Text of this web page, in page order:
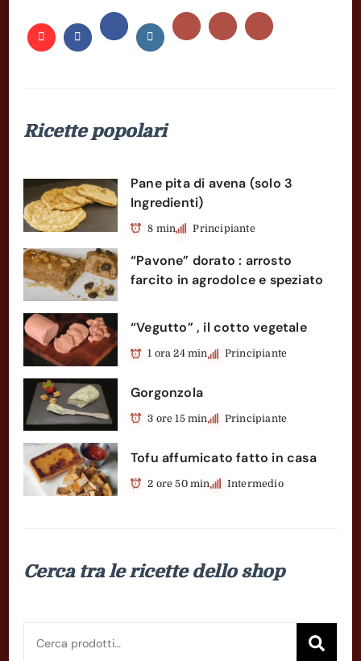
Ricette popolari
Pane pita di avena (solo 3
Ingredienti)
8 min Principiante
“Pavone” dorato : arrosto
farcito in agrodolce e speziato
“Vegutto” , il cotto vegetale
1 ora 24 min Principiante
Gorgonzola
3 ore 15 min Principiante
Tofu affumicato fatto in casa
2 ore 50 min Intermedio
Cerca tra le ricette dello shop
Cerca: